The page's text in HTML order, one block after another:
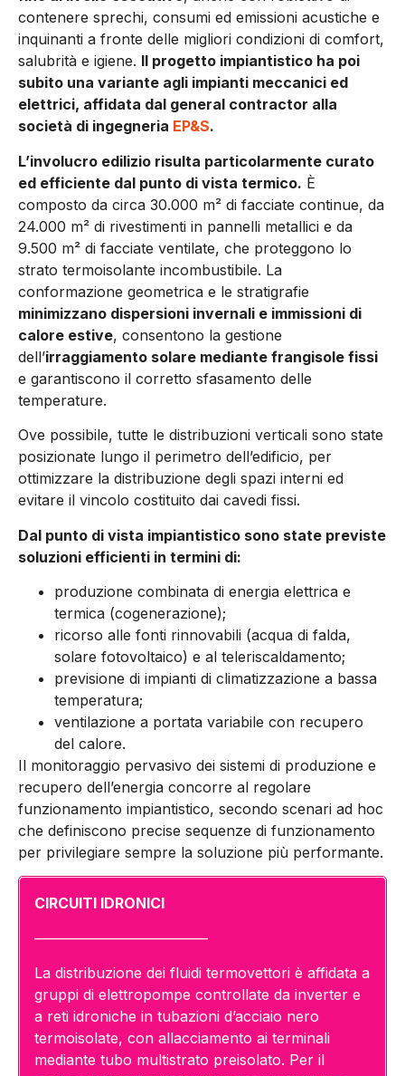
contenere sprechi, consumi ed emissioni acustiche e
inquinanti a fronte delle migliori condizioni di comfort,
salubrità e igiene. Il progetto impiantistico ha poi
subito una variante agli impianti meccanici ed
elettrici, affidata dal general contractor alla
società di ingegneria EP&S.
L’involucro edilizio risulta particolarmente curato
ed efficiente dal punto di vista termico. È
composto da circa 30.000 m² di facciate continue, da
24.000 m² di rivestimenti in pannelli metallici e da
9.500 m² di facciate ventilate, che proteggono lo
strato termoisolante incombustibile. La
conformazione geometrica e le stratigrafie
minimizzano dispersioni invernali e immissioni di
calore estive, consentono la gestione
dell’irraggiamento solare mediante frangisole fissi
e garantiscono il corretto sfasamento delle
temperature.
Ove possibile, tutte le distribuzioni verticali sono state
posizionate lungo il perimetro dell’edificio, per
ottimizzare la distribuzione degli spazi interni ed
evitare il vincolo costituito dai cavedi fissi.
Dal punto di vista impiantistico sono state previste
soluzioni efficienti in termini di:
produzione combinata di energia elettrica e
termica (cogenerazione);
ricorso alle fonti rinnovabili (acqua di falda,
solare fotovoltaico) e al teleriscaldamento;
previsione di impianti di climatizzazione a bassa
temperatura;
ventilazione a portata variabile con recupero
del calore.
Il monitoraggio pervasivo dei sistemi di produzione e
recupero dell’energia concorre al regolare
funzionamento impiantistico, secondo scenari ad hoc
che definiscono precise sequenze di funzionamento
per privilegiare sempre la soluzione più performante.
CIRCUITI IDRONICI
————————————
La distribuzione dei fluidi termovettori è affidata a
gruppi di elettropompe controllate da inverter e
a reti idroniche in tubazioni d’acciaio nero
termoisolate, con allacciamento ai terminali
mediante tubo multistrato preisolato. Per il